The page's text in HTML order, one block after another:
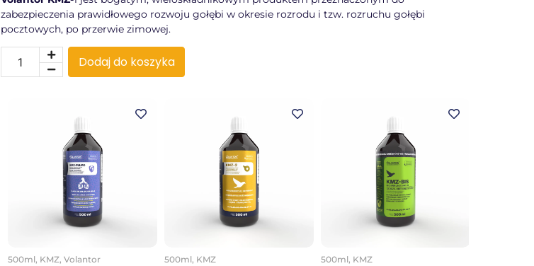
zabezpieczenia prawidłowego rozwoju gołębi w okresie rozrodu i tzw. rozruchu gołębi
pocztowych, po przerwie zimowej.
Dodaj do koszyka
500ml, KMZ, Volantor
+
500ml, KMZ
+
500ml, KMZ